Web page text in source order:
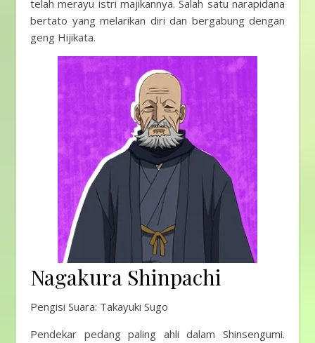
telah merayu istri majikannya. Salah satu narapidana
bertato yang melarikan diri dan bergabung dengan
geng Hijikata.
Nagakura Shinpachi
Pengisi Suara: Takayuki Sugo
Pendekar pedang paling ahli dalam Shinsengumi.